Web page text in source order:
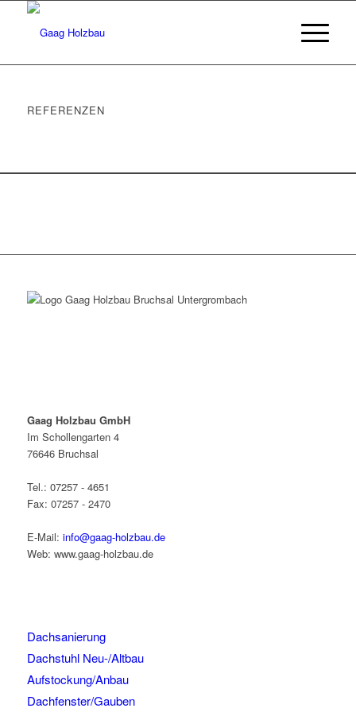
REFERENZEN
Gaag Holzbau GmbH
Im Schollengarten 4
76646 Bruchsal
Tel.: 07257 - 4651
Fax: 07257 - 2470
E-Mail: info@gaag-holzbau.de
Web: www.gaag-holzbau.de
Dachsanierung
Dachstuhl Neu-/Altbau
Aufstockung/Anbau
Dachfenster/Gauben